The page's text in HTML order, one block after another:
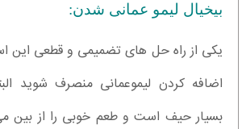
بیخیال لیمو عمانی شدن:
یکی از راه حل های تضمیمی و قطعی این
اضافه کردن لیموعمانی منصرف شوید
بسیار حیف است و طعم خوبی را از بین